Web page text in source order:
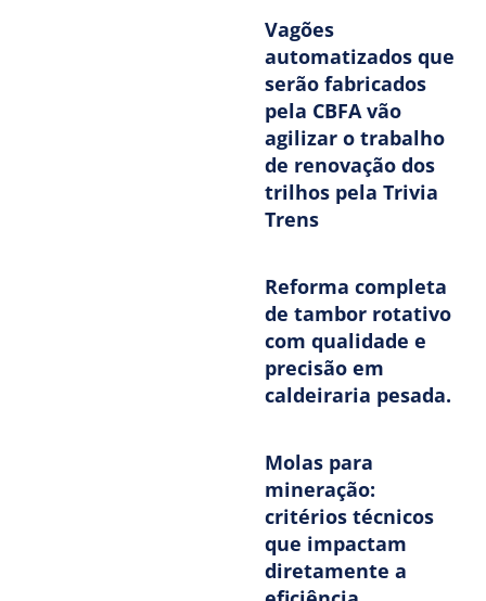
Vagões
automatizados que
serão fabricados
pela CBFA vão
agilizar o trabalho
de renovação dos
trilhos pela Trivia
Trens
Reforma completa
de tambor rotativo
com qualidade e
precisão em
caldeiraria pesada.
Molas para
mineração:
critérios técnicos
que impactam
diretamente a